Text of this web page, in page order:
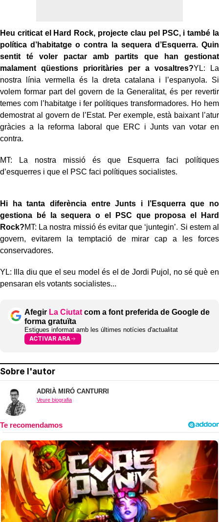
Heu criticat el Hard Rock, projecte clau pel PSC, i també la
política d’habitatge o contra la sequera d’Esquerra. Quin
sentit té voler pactar amb partits que han gestionat
malament qüestions prioritàries per a vosaltres?YL: La
nostra línia vermella és la dreta catalana i l’espanyola. Si
volem formar part del govern de la Generalitat, és per revertir
temes com l’habitatge i fer polítiques transformadores. Ho hem
demostrat al govern de l’Estat. Per exemple, està baixant l’atur
gràcies a la reforma laboral que ERC i Junts van votar en
contra.
MT: La nostra missió és que Esquerra faci polítiques
d’esquerres i que el PSC faci polítiques socialistes.
Hi ha tanta diferència entre Junts i l’Esquerra que no
gestiona bé la sequera o el PSC que proposa el Hard
Rock?MT: La nostra missió és evitar que ‘juntegin’. Si estem al
govern, evitarem la temptació de mirar cap a les forces
conservadores.
YL: Illa diu que el seu model és el de Jordi Pujol, no sé què en
pensaran els votants socialistes...
Afegir La Ciutat com a font preferida de Google de
forma gratuïta
Estigues informat amb les últimes notícies d'actualitat
ACTIVAR ARA
Sobre l'autor
ADRIÀ MIRÓ CANTURRI
Veure biografia